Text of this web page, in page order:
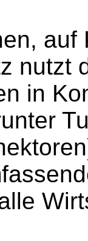
nutzt
in